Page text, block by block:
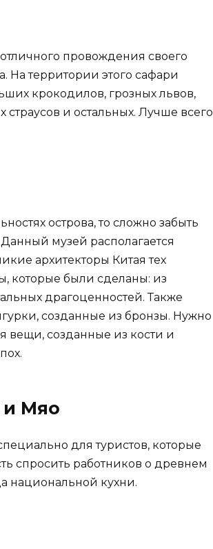
провождения своего
На территории этого сафари
крокодилов, грозных львов,
страусов и остальных. Лучше всего
острова, то сложно забыть
музей располагается
архитекторы Китая тех
которые были сделаны: из
драгоценностей. Также
созданные из бронзы. Нужно
вещи, созданные из кости и
и Мяо
для туристов, которые
спросить работников о древнем
национальной кухни.